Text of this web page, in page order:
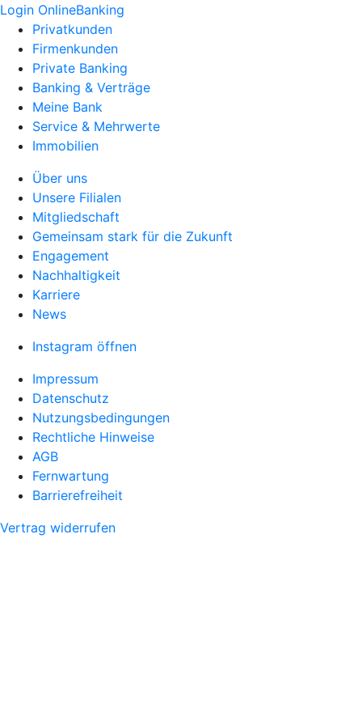
Login OnlineBanking
Privatkunden
Firmenkunden
Private Banking
Banking & Verträge
Meine Bank
Service & Mehrwerte
Immobilien
Über uns
Unsere Filialen
Mitgliedschaft
Gemeinsam stark für die Zukunft
Engagement
Nachhaltigkeit
Karriere
News
Instagram öffnen
Impressum
Datenschutz
Nutzungsbedingungen
Rechtliche Hinweise
AGB
Fernwartung
Barrierefreiheit
Vertrag widerrufen